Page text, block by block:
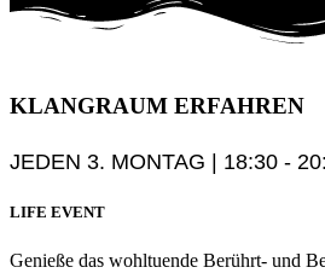
KLANGRAUM ERFAHREN
JEDEN 3. MONTAG | 18:30 -
LIFE EVENT
Genieße das wohltuende Berührt- und